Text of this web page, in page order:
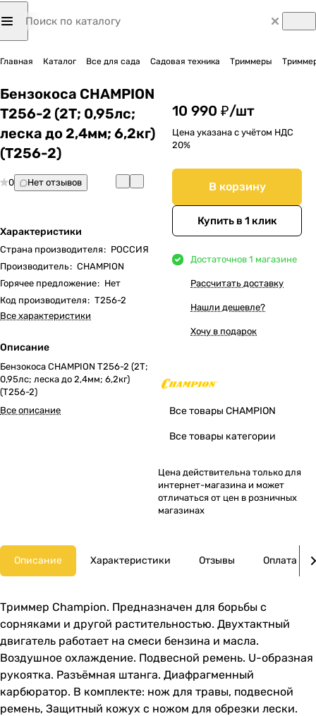
Главная Каталог Все для сада Садовая техника Триммеры
Бензокоса CHAMPION
Т256-2 (2Т; 0,95лс;
леска до 2,4мм; 6,2кг)
(T256-2)
0 Нет отзывов
Характеристики
Страна производителя: РОССИЯ
Производитель: CHAMPION
Горячее предложение: Нет
Код производителя: T256-2
Все характеристики
Описание
Бензокоса CHAMPION Т256-2 (2Т;
0,95лс; леска до 2,4мм; 6,2кг)
(T256-2)
Все описание
10 990 ₽/шт
Цена указана с учётом НДС
20%
В корзину
Купить в 1 клик
Достаточнов 1 магазине
Рассчитать доставку
Нашли дешевле?
Хочу в подарок
Все товары CHAMPION
Все товары категории
Цена действительна только для
интернет-магазина и может
отличаться от цен в розничных
магазинах
Описание Характеристики Отзывы Оплата
Триммер Champion. Предназначен для борьбы с
сорняками и другой растительностью. Двухтактный
двигатель работает на смеси бензина и масла.
Воздушное охлаждение. Подвесной ремень. U-образная
рукоятка. Разъёмная штанга. Диафрагменный
карбюратор. В комплекте: нож для травы, подвесной
ремень, Защитный кожух с ножом для обрезки лески.